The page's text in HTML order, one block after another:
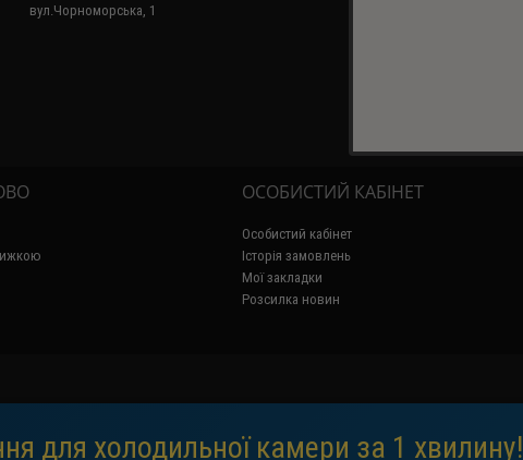
вул.Чорноморська, 1
ОСОБИСТИЙ КАБІНЕТ
Особистий кабінет
Історія замовлень
Мої закладки
Розсилка новин
для холодильної камери за 1 хвилину!